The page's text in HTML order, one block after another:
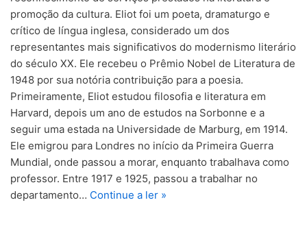
promoção da cultura. Eliot foi um poeta, dramaturgo e
crítico de língua inglesa, considerado um dos
representantes mais significativos do modernismo literário
do século XX. Ele recebeu o Prêmio Nobel de Literatura de
1948 por sua notória contribuição para a poesia.
Primeiramente, Eliot estudou filosofia e literatura em
Harvard, depois um ano de estudos na Sorbonne e a
seguir uma estada na Universidade de Marburg, em 1914.
Ele emigrou para Londres no início da Primeira Guerra
Mundial, onde passou a morar, enquanto trabalhava como
professor. Entre 1917 e 1925, passou a trabalhar no
departamento… Continue a ler »